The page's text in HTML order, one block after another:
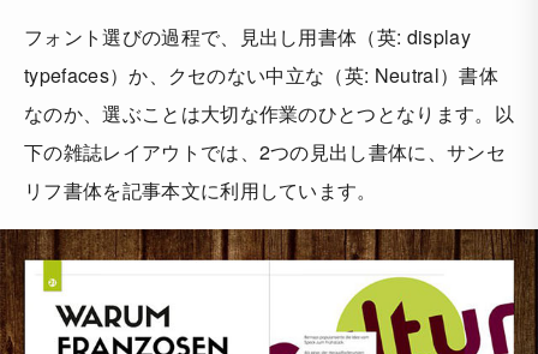
フォント選びの過程で、見出し用書体（英: display
typefaces）か、クセのない中立な（英: Neutral）書体
なのか、選ぶことは大切な作業のひとつとなります。以
下の雑誌レイアウトでは、2つの見出し書体に、サンセ
リフ書体を記事本文に利用しています。